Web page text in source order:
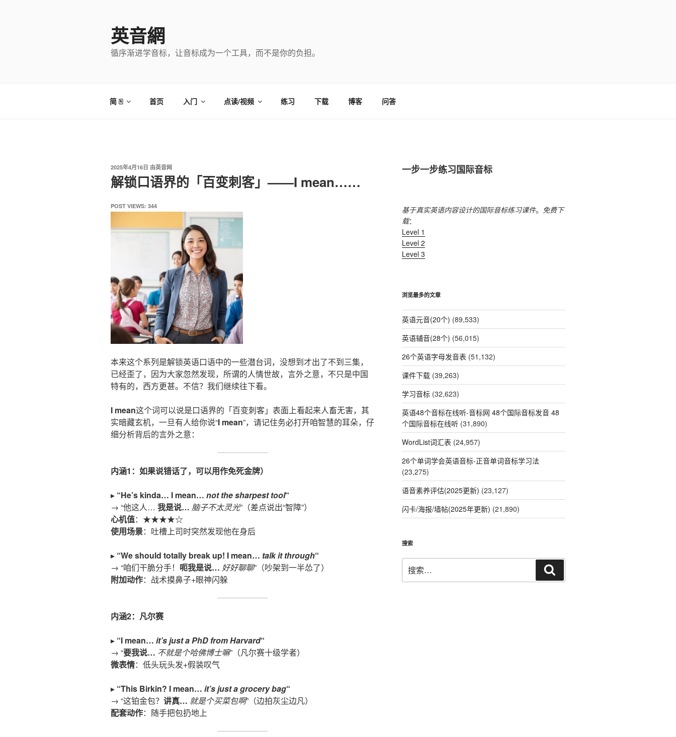
英音網
循序渐进学音标，让音标成为一个工具，而不是你的负担。
简 🀄 首页 入门 点读/视频 练习 下载 博客 问答
发
布
于
2025年4月16日 由英音网
解锁口语界的「百变刺客」——I mean……
POST VIEWS: 344
本来这个系列是解锁英语口语中的一些潜台词，没想到才出了不到三集，
已经歪了，因为大家忽然发现，所谓的人情世故，言外之意，不只是中国
特有的，西方更甚。不信？我们继续往下看。
I mean这个词可以说是口语界的「百变刺客」表面上看起来人畜无害，其
实暗藏玄机，一旦有人给你说“I mean”，请记住务必打开咱智慧的耳朵，仔
细分析背后的言外之意：
内涵1 ：如果说错话了，可以用作免死金牌）
▸ “He’s kinda… I mean… not the sharpest tool“
→ “他这人… 我是说… 脑子不太灵光”（差点说出“智障”）
心机值：★★★★☆
使用场景：吐槽上司时突然发现他在身后
▸ “We should totally break up! I mean… talk it through“
→ “咱们干脆分手！ 呃我是说… 好好聊聊”（吵架到一半怂了）
附加动作：战术摸鼻子+眼神闪躲
内涵2：凡尔赛
▸ “I mean… it’s just a PhD from Harvard“
→ “要我说… 不就是个哈佛博士嘛”（凡尔赛十级学者）
微表情：低头玩头发+假装叹气
▸ “This Birkin? I mean… it’s just a grocery bag“
→ “这铂金包？ 讲真… 就是个买菜包啊”（边拍灰尘边凡）
配套动作：随手把包扔地上
一步一步练习国际音标
基于真实英语内容设计的国际音标练习课件。 免费下
载：
Level 1
Level 2
Level 3
浏览最多的文章
英语元音(20个) (89,533)
英语辅音(28个) (56,015)
26个英语字母发音表 (51,132)
课件下载 (39,263)
学习音标 (32,623)
英语48个音标在线听-音标网 48个国际音标发音 48
个国际音标在线听 (31,890)
WordList词汇表 (24,957)
26个单词学会英语音标-正音单词音标学习法
(23,275)
语音素养评估(2025更新) (23,127)
闪卡/海报/墙帖(2025年更新) (21,890)
搜索
索：
索